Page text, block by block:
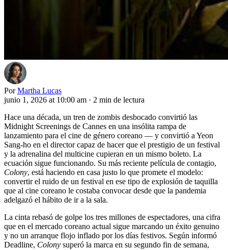
Por Martha Lucas
junio 1, 2026 at 10:00 am · 2 min de lectura
Hace una década, un tren de zombis desbocado convirtió las
Midnight Screenings de Cannes en una insólita rampa de
lanzamiento para el cine de género coreano — y convirtió a Yeon
Sang-ho en el director capaz de hacer que el prestigio de un festival
y la adrenalina del multicine cupieran en un mismo boleto. La
ecuación sigue funcionando. Su más reciente película de contagio,
Colony, está haciendo en casa justo lo que promete el modelo:
convertir el ruido de un festival en ese tipo de explosión de taquilla
que al cine coreano le costaba convocar desde que la pandemia
adelgazó el hábito de ir a la sala.
La cinta rebasó de golpe los tres millones de espectadores, una cifra
que en el mercado coreano actual sigue marcando un éxito genuino
y no un arranque flojo inflado por los días festivos. Según informó
Deadline, Colony superó la marca en su segundo fin de semana,